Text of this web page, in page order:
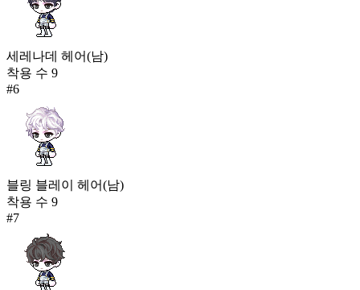
세레나데 헤어(남)
착용 수 9
#6
블링 블레이 헤어(남)
착용 수 9
#7